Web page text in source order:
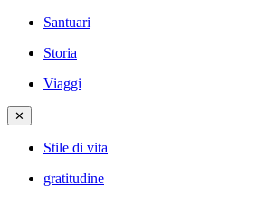
Santuari
Storia
Viaggi
✕
Stile di vita
gratitudine